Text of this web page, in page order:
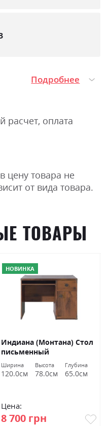
Подробнее
оплата
цену товара не
от вида товара.
ТОВАРЫ
НОВИНКА
Индиана (Монтана) Стол
письменный
JBIU1D1S/120 дуб шутер
БРВ Украина
Ширина
120.0см
Высота
78.0см
Глубина
65.0см
Цена:
8 700 грн